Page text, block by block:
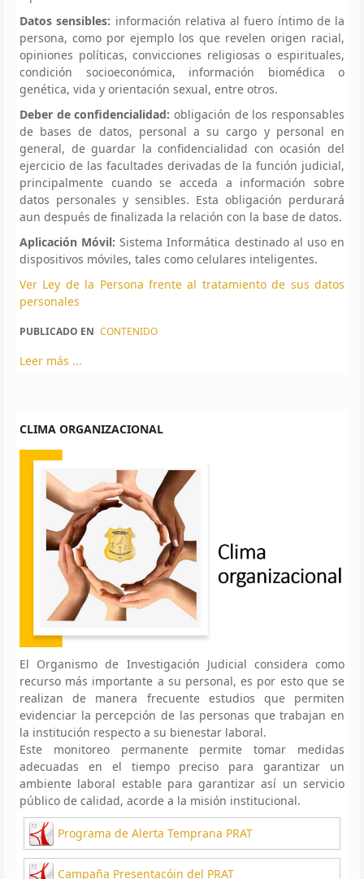
Datos sensibles: información relativa al fuero íntimo de la
persona, como por ejemplo los que revelen origen racial,
opiniones políticas, convicciones religiosas o espirituales,
condición socioeconómica, información biomédica o
genética, vida y orientación sexual, entre otros.
Deber de confidencialidad: obligación de los responsables
de bases de datos, personal a su cargo y personal en
general, de guardar la confidencialidad con ocasión del
ejercicio de las facultades derivadas de la función judicial,
principalmente cuando se acceda a información sobre
datos personales y sensibles. Esta obligación perdurará
aun después de finalizada la relación con la base de datos.
Aplicación Móvil: Sistema Informática destinado al uso en
dispositivos móviles, tales como celulares inteligentes.
Ver Ley de la Persona frente al tratamiento de sus datos
personales
PUBLICADO EN CONTENIDO
Leer más ...
CLIMA ORGANIZACIONAL
El Organismo de Investigación Judicial considera como
recurso más importante a su personal, es por esto que se
realizan de manera frecuente estudios que permiten
evidenciar la percepción de las personas que trabajan en
la institución respecto a su bienestar laboral.
Este monitoreo permanente permite tomar medidas
adecuadas en el tiempo preciso para garantizar un
ambiente laboral estable para garantizar así un servicio
público de calidad, acorde a la misión institucional.
Programa de Alerta Temprana PRAT
Campaña Presentacóin del PRAT